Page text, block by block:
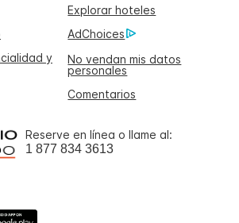
Explorar hoteles
AdChoices
y
No vendan mis datos
personales
Comentarios
Reserve en línea o llame al:
1 877 834 3613